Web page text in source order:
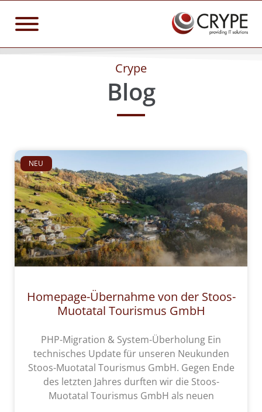
Crype
Blog
NEU
Homepage-Übernahme von der Stoos-
Muotatal Tourismus GmbH
PHP-Migration & System-Überholung Ein
technisches Update für unseren Neukunden
Stoos-Muotatal Tourismus GmbH. Gegen Ende
des letzten Jahres durften wir die Stoos-
Muotatal Tourismus GmbH als neuen